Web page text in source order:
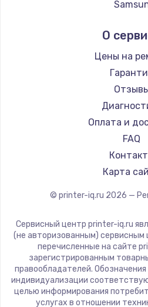
Sharp
TSC
Godex
О
Цены на
Оплата и
FAQ
Карта
© printer-iq.ru 2026 —
Сервисный центр printer-iq.ru
(не авторизованным) сервисным
перечисленные на сайте
зарегистрированным
правообладателей.
индивидуализации
целью информирования
услугах в отношении